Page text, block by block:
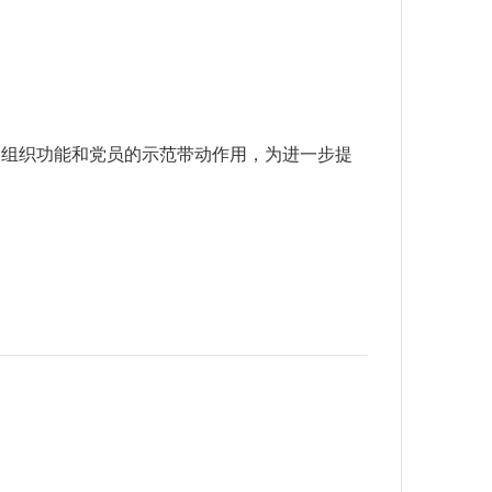
织功能和党员的示范带动作用，为进一步提